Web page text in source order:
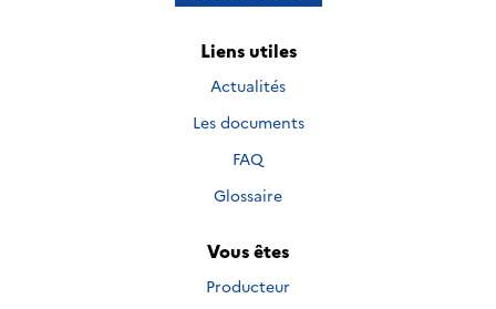
Liens utiles
Actualités
Les documents
FAQ
Glossaire
Vous êtes
Producteur